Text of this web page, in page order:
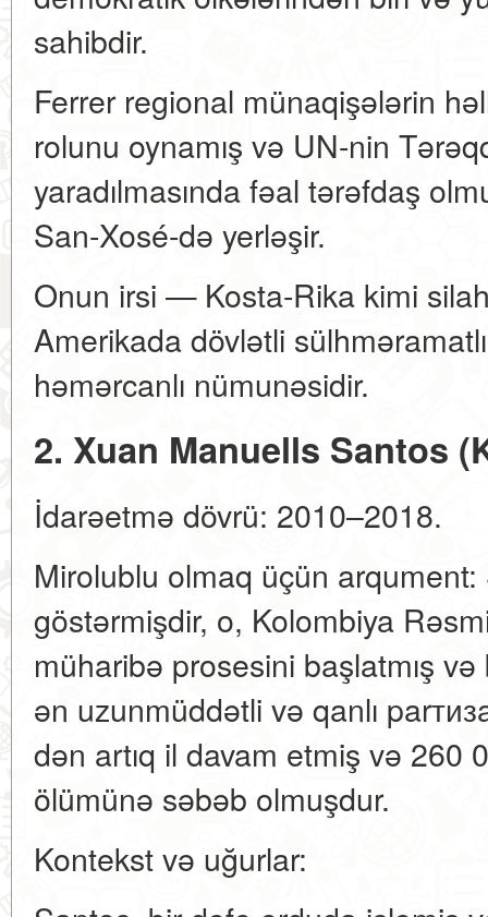
sahibdir.
Ferrer regional münaqişələrin
rolunu oynamış və UN-nin
yaradılmasında fəal tərəfdaş
San-Xosé-də yerləşir.
Onun irsi — Kosta-Rika kimi
Amerikada dövlətli
həmərcanlı nümunəsidir.
2. Xuan Manuells Santos
İdarəetmə dövrü: 2010–2018.
Mirolublu olmaq üçün
göstərmişdir, o, Kolombiya
müharibə prosesini başlatmış
ən uzunmüddətli və qanlı
dən artıq il davam etmiş və 260
ölümünə səbəb olmuşdur.
Kontekst və uğurlar: